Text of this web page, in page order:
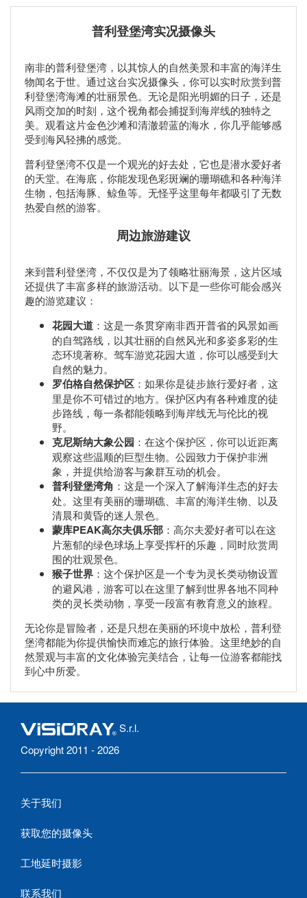
普利登堡湾实况摄像头
南非的普利登堡湾，以其惊人的自然美景和丰富的海洋生
物闻名于世。通过这台实况摄像头，你可以实时欣赏到普
利登堡湾海滩的壮丽景色。无论是阳光明媚的日子，还是
风雨交加的时刻，这个视角都会捕捉到海岸线的独特之
美。观看这片金色沙滩和清澈碧蓝的海水，你几乎能够感
受到海风轻拂的感觉。
普利登堡湾不仅是一个观光的好去处，它也是潜水爱好者
的天堂。在海底，你能发现色彩斑斓的珊瑚礁和各种海洋
生物，包括海豚、鲸鱼等。无怪乎这里每年都吸引了无数
热爱自然的游客。
周边旅游建议
来到普利登堡湾，不仅仅是为了领略壮丽海景，这片区域
还提供了丰富多样的旅游活动。以下是一些你可能会感兴
趣的游览建议：
花园大道 ：这是一条贯穿南非西开普省的风景如画
的自驾路线，以其壮丽的自然风光和多姿多彩的生
态环境著称。驾车游览花园大道，你可以感受到大
自然的魅力。
罗伯格自然保护区 ：如果你是徒步旅行爱好者，这
里是你不可错过的地方。保护区内有各种难度的徒
步路线，每一条都能领略到海岸线无与伦比的视
野。
克尼斯纳大象公园 ：在这个保护区，你可以近距离
观察这些温顺的巨型生物。公园致力于保护非洲
象，并提供给游客与象群互动的机会。
普利登堡湾角 ：这是一个深入了解海洋生态的好去
处。这里有美丽的珊瑚礁、丰富的海洋生物、以及
清晨和黄昏的迷人景色。
蒙库PEAK高尔夫俱乐部 ：高尔夫爱好者可以在这
片葱郁的绿色球场上享受挥杆的乐趣，同时欣赏周
围的壮观景色。
猴子世界 ：这个保护区是一个专为灵长类动物设置
的避风港，游客可以在这里了解到世界各地不同种
类的灵长类动物，享受一段富有教育意义的旅程。
无论你是冒险者，还是只想在美丽的环境中放松，普利登
堡湾都能为你提供愉快而难忘的旅行体验。这里绝妙的自
然景观与丰富的文化体验完美结合，让每一位游客都能找
到心中所爱。
S.r.l.
Copyright 2011 - 2026
关于我们
获取您的摄像头
工地延时摄影
联系我们